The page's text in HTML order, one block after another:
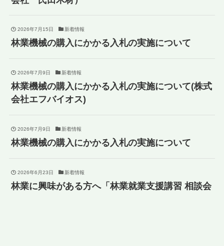
2026年7月15日 新着情報
林業機械の購入にかかる入札の実施について
2026年7月9日 新着情報
林業機械の購入にかかる入札の実施について(株式
会社エフバイオス)
2026年7月9日 新着情報
林業機械の購入にかかる入札の実施について
2026年6月23日 新着情報
林業に興味がある方へ「林業就業支援講習 相談会